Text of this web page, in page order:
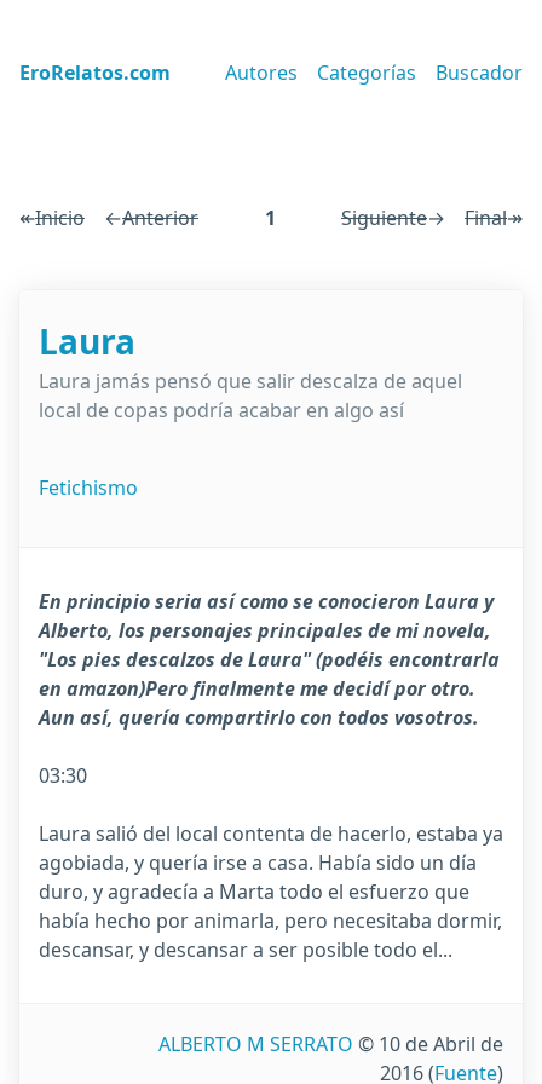
EroRelatos.com Autores Categorías Buscador
↞Inicio ←Anterior 1 Siguiente→ Final↠
Laura
Laura jamás pensó que salir descalza de aquel
local de copas podría acabar en algo así
Fetichismo
En principio seria así como se conocieron Laura y
Alberto, los personajes principales de mi novela,
"Los pies descalzos de Laura" (podéis encontrarla
en amazon)Pero finalmente me decidí por otro.
Aun así, quería compartirlo con todos vosotros.
03:30
Laura salió del local contenta de hacerlo, estaba ya
agobiada, y quería irse a casa. Había sido un día
duro, y agradecía a Marta todo el esfuerzo que
había hecho por animarla, pero necesitaba dormir,
descansar, y descansar a ser posible todo el...
ALBERTO M SERRATO © 10 de Abril de
2016(Fuente)